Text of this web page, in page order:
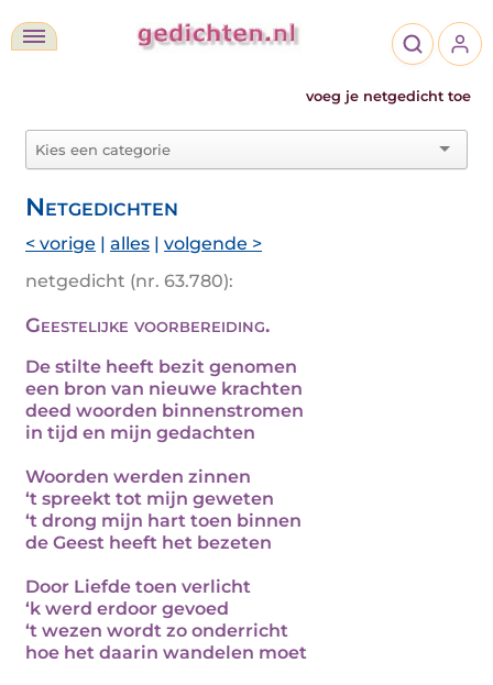
voeg je netgedicht toe
Netgedichten
< vorige | alles | volgende >
netgedicht (nr. 63.780):
Geestelijke voorbereiding.
De stilte heeft bezit genomen
een bron van nieuwe krachten
deed woorden binnenstromen
in tijd en mijn gedachten
Woorden werden zinnen
‘t spreekt tot mijn geweten
‘t drong mijn hart toen binnen
de Geest heeft het bezeten
Door Liefde toen verlicht
‘k werd erdoor gevoed
‘t wezen wordt zo onderricht
hoe het daarin wandelen moet